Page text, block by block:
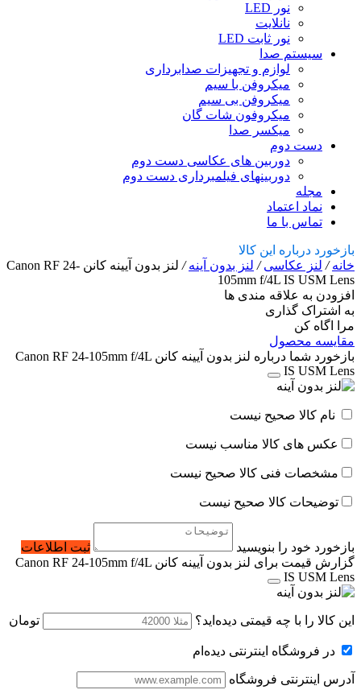
نور LED
نانلایت
نور ثابت LED
سیستم صدا
لوازم و تجهیزات صدابرداری
میکروفن با سیم
میکروفن بی سیم
میکروفون شات گان
میکسر صدا
دست دوم
دوربین های عکاسی دست دوم
دوربینهای فیلمبرداری دست دوم
مجله
نماد اعتماد
تماس با ما
بازخورد درباره این کالا
خانه/ لنز عکاسی/ لنز بدون آینه/
لنز بدون آیینه کانن Canon RF 24-
105mm f/4L IS USM Lens
افزودن به علاقه مندی ها
به اشتراک گذاری
مرا اگاه کن
مقایسه محصول
بازخورد شما درباره لنز بدون آیینه کانن Canon RF 24-105mm f/4L
IS USM Lens
نام کالا صحیح نیست
عکس های کالا مناسب نیست
مشخصات فنی کالا صحیح نیست
توضیحات کالا صحیح نیست
بازخورد خود را بنویسید
ثبت اطلاعات
گزارش قیمت برای لنز بدون آیینه کانن Canon RF 24-105mm f/4L
IS USM Lens
این کالا را با چه قیمتی دیده‌اید؟ تومان
در فروشگاه اینترنتی دیده‌ام
آدرس اینترنتی فروشگاه